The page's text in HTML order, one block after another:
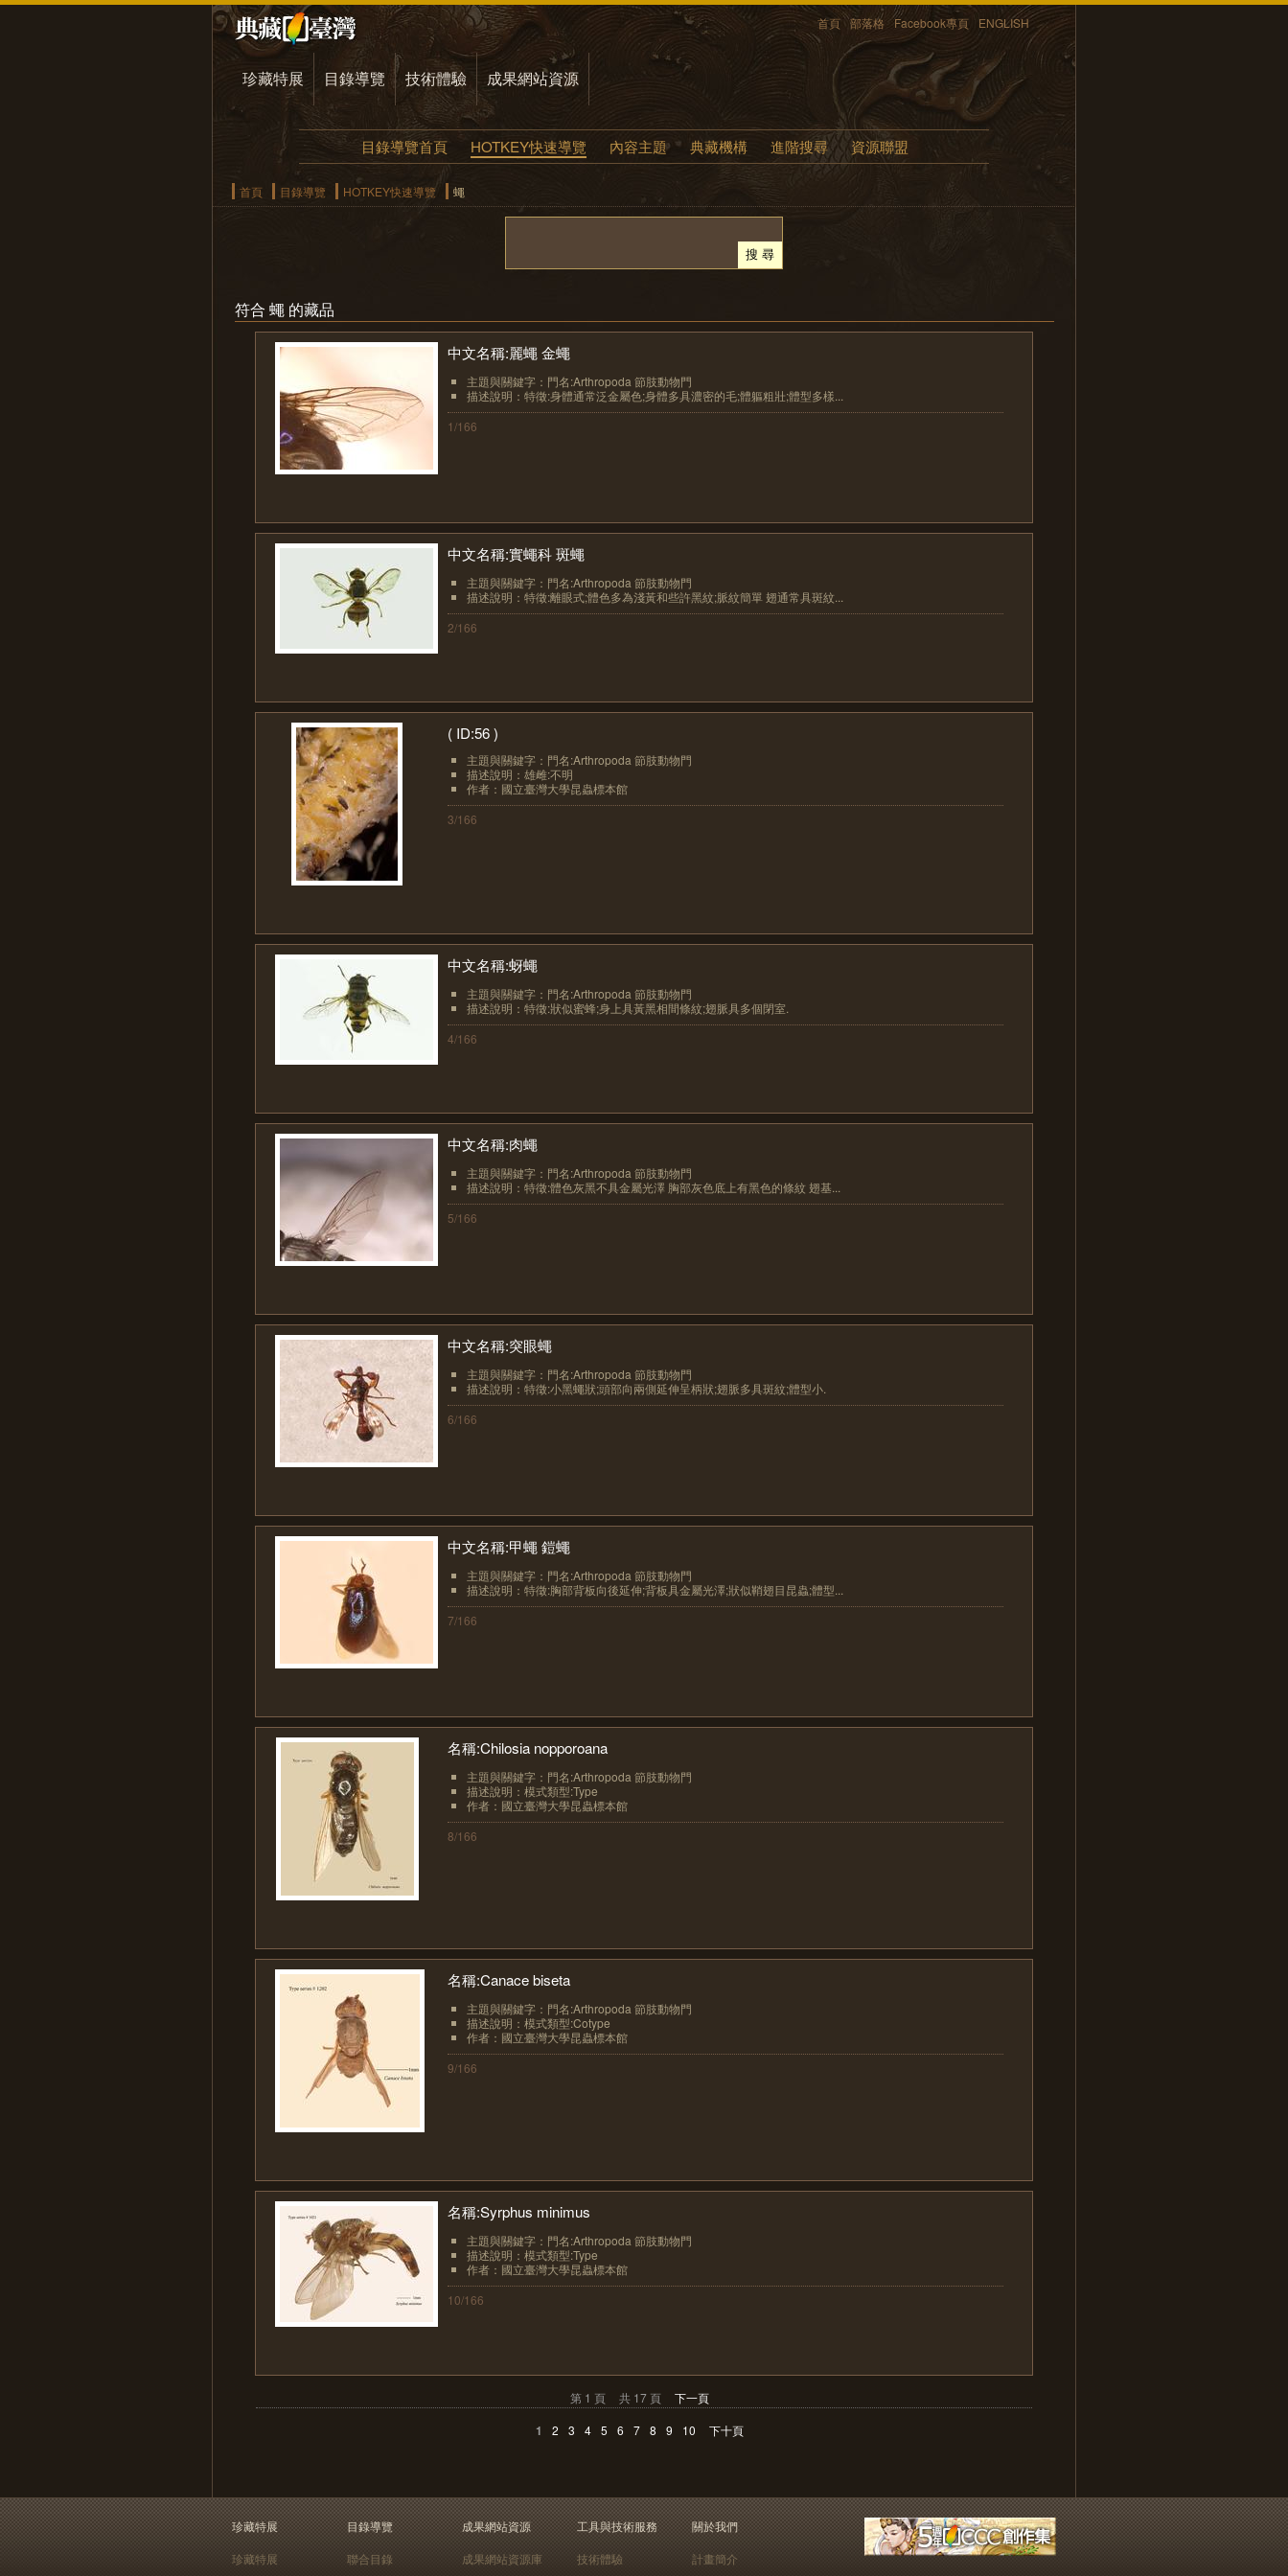
首頁 部落格 Facebook專頁 ENGLISH
珍藏特展 目錄導覽 技術體驗 成果網站資源
目錄導覽首頁 HOTKEY快速導覽 內容主題 典藏機構 進階搜尋 資源聯盟
首頁 目錄導覽 HOTKEY快速導覽 蠅
符合 蠅 的藏品
中文名稱:麗蠅 金蠅
主題與關鍵字：門名:Arthropoda 節肢動物門
描述說明：特徵:身體通常泛金屬色;身體多具濃密的毛;體軀粗壯;體型多樣...
1/166
中文名稱:實蠅科 斑蠅
主題與關鍵字：門名:Arthropoda 節肢動物門
描述說明：特徵:離眼式;體色多為淺黃和些許黑紋;脈紋簡單 翅通常具斑紋...
2/166
( ID:56 )
主題與關鍵字：門名:Arthropoda 節肢動物門
描述說明：雄雌:不明
作者：國立臺灣大學昆蟲標本館
3/166
中文名稱:蚜蠅
主題與關鍵字：門名:Arthropoda 節肢動物門
描述說明：特徵:狀似蜜蜂;身上具黃黑相間條紋;翅脈具多個閉室.
4/166
中文名稱:肉蠅
主題與關鍵字：門名:Arthropoda 節肢動物門
描述說明：特徵:體色灰黑不具金屬光澤 胸部灰色底上有黑色的條紋 翅基...
5/166
中文名稱:突眼蠅
主題與關鍵字：門名:Arthropoda 節肢動物門
描述說明：特徵:小黑蠅狀;頭部向兩側延伸呈柄狀;翅脈多具斑紋;體型小.
6/166
中文名稱:甲蠅 鎧蠅
主題與關鍵字：門名:Arthropoda 節肢動物門
描述說明：特徵:胸部背板向後延伸;背板具金屬光澤;狀似鞘翅目昆蟲;體型...
7/166
名稱:Chilosia nopporoana
主題與關鍵字：門名:Arthropoda 節肢動物門
描述說明：模式類型:Type
作者：國立臺灣大學昆蟲標本館
8/166
名稱:Canace biseta
主題與關鍵字：門名:Arthropoda 節肢動物門
描述說明：模式類型:Cotype
作者：國立臺灣大學昆蟲標本館
9/166
名稱:Syrphus minimus
主題與關鍵字：門名:Arthropoda 節肢動物門
描述說明：模式類型:Type
作者：國立臺灣大學昆蟲標本館
10/166
第 1 頁 共 17 頁 下一頁
1 2 3 4 5 6 7 8 9 10 下十頁
珍藏特展
珍藏特展
目錄導覽
聯合目錄
成果網站資源
成果網站資源庫
工具與技術服務
技術體驗
關於我們
計畫簡介